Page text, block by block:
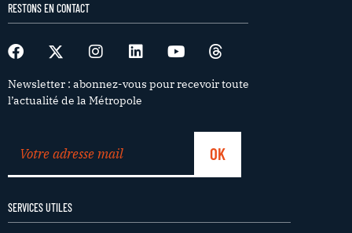
RESTONS EN CONTACT
Newsletter : abonnez-vous pour recevoir toute
l’actualité de la Métropole
SERVICES UTILES